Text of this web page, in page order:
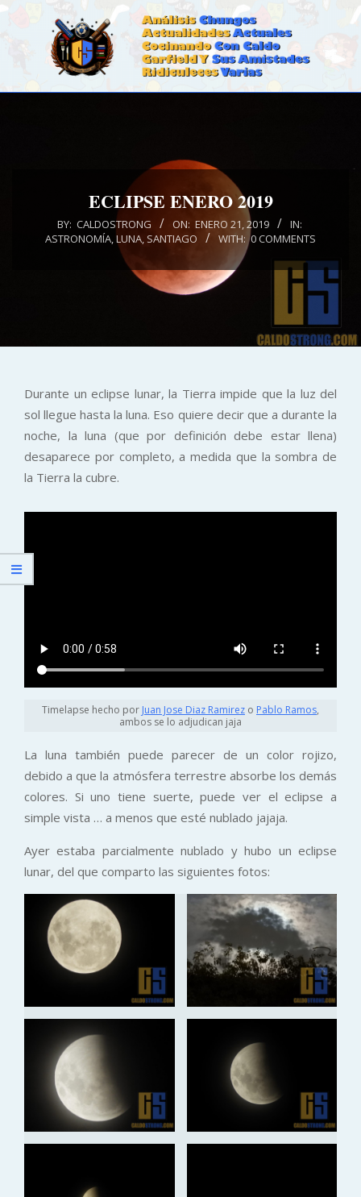
CALDOSTRONG.COM
ECLIPSE ENERO 2019
BY: CALDOSTRONG ON: ENERO 21, 2019
IN:
ASTRONOMÍA LUNA SANTIAGO WITH: 0 COMMENTS
Durante un eclipse lunar, la Tierra impide que la luz del
sol llegue hasta la luna. Eso quiere decir que a durante la
noche, la luna (que por definición debe estar llena)
desaparece por completo, a medida que la sombra de
la Tierra la cubre.
Timelapse hecho por Juan Jose Diaz Ramirez o Pablo Ramos,
ambos se lo adjudican jaja
La luna también puede parecer de un color rojizo,
debido a que la atmósfera terrestre absorbe los demás
colores. Si uno tiene suerte, puede ver el eclipse a
simple vista … a menos que esté nublado jajaja.
Ayer estaba parcialmente nublado y hubo un eclipse
lunar, del que comparto las siguientes fotos: